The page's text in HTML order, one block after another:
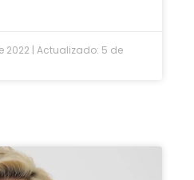
2022 | Actualizado: 5 de